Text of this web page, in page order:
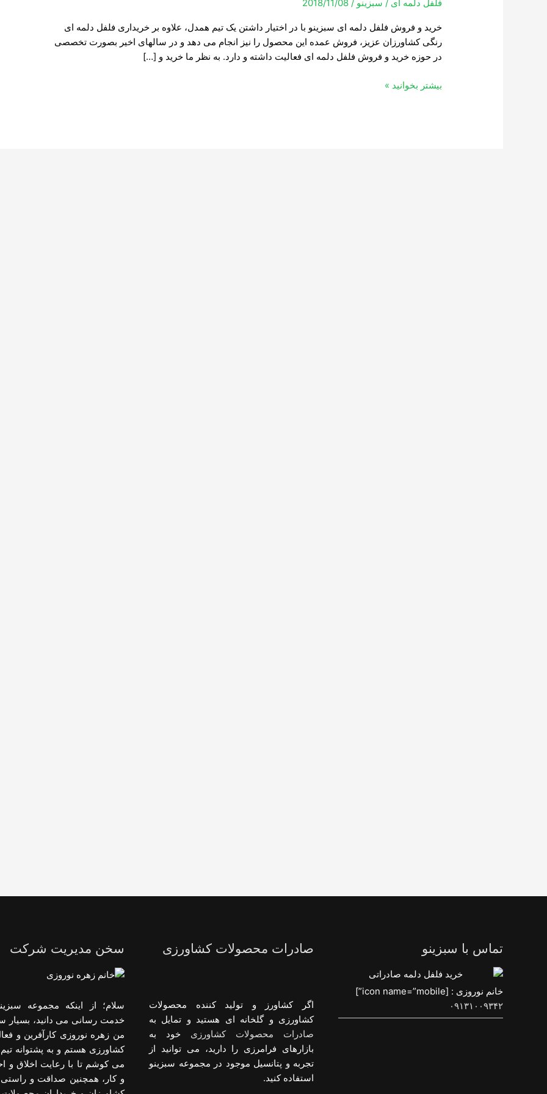
فلفل دلمه ای / سبزینو/
2018/11/08
خرید و فروش فلفل دلمه ای سبزینو با در اختیار داشتن یک تیم همدل، علاوه بر خریداری فلفل دلمه ای
رنگی کشاورزان عزیز، فروش عمده این محصول را نیز انجام می دهد و در سالهای اخیر بصورت تخصصی
در حوزه خرید و فروش فلفل دلمه ای فعالیت داشته و دارد. به نظر ما خرید و […]
فلفل
دلمه
ای
بیشتر بخوانید »
تماس با سبزینو
خانم نوروزی : [icon name=”mobile”]
۰۹۱۳۱۰۰۹۳۴۲
صادرات محصولات کشاورزی
اگر کشاورز و تولید کننده محصولات
کشاورزی و گلخانه ای هستید و تمایل به
صادرات محصولات کشاورزی خود به
بازارهای فرامرزی را دارید، می توانید از
تجربه و پتانسیل موجود در مجموعه سبزینو
استفاده کنید.
سخن مدیریت شرکت
سلام؛ از اینکه مجموعه
خدمت رسانی می دانید، بسیار
من زهره نوروزی کارآفرین و
کشاورزی هستم و به پشتوانه تیم
می کوشم تا با رعایت اخلاق و
و کار، همچنین صداقت و راستی